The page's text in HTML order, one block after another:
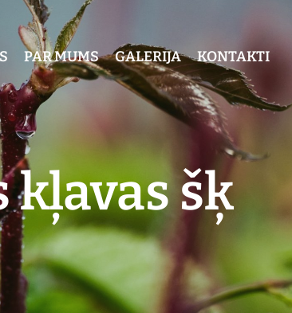
PAR MUMS GALERIJA KONTAKTI
kļavas šķ